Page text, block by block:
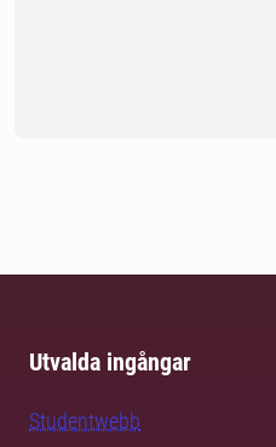
Utvalda ingångar
Studentwebb